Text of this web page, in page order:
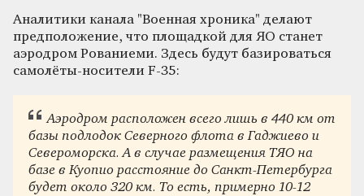
Аналитики канала "Военная хроника" делают
предположение, что площадкой для ЯО станет
аэродром Рованиеми. Здесь будут базироваться
самолёты-носители F-35:
Аэродром расположен всего лишь в 440 км от
базы подлодок Северного флота в Гаджиево и
Североморска. А в случае размещения ТЯО на
базе в Куопио расстояние до Санкт-Петербурга
будет около 320 км. То есть, примерно 10-12